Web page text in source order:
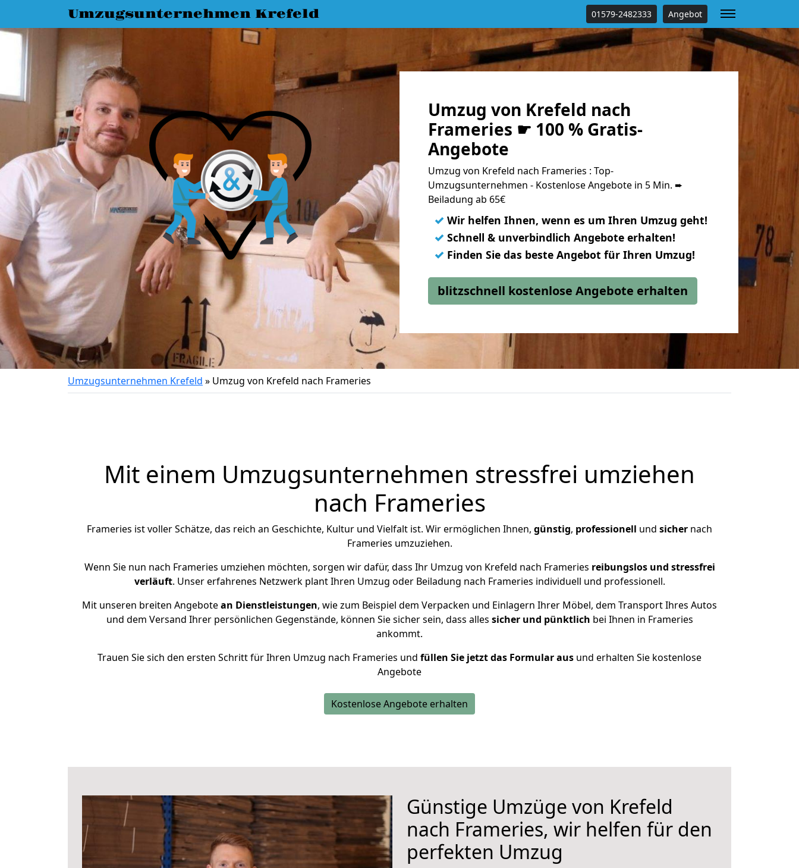
Umzugsunternehmen Krefeld 01579-2482333 Angebot
Umzug von Krefeld nach
Frameries ☛ 100 % Gratis-
Angebote
Umzug von Krefeld nach Frameries : Top-
Umzugsunternehmen - Kostenlose Angebote in 5 Min. ➨
Beiladung ab 65€
✓ Wir helfen Ihnen, wenn es um Ihren Umzug geht!
✓ Schnell & unverbindlich Angebote erhalten!
✓ Finden Sie das beste Angebot für Ihren Umzug!
blitzschnell kostenlose Angebote erhalten
Umzugsunternehmen Krefeld » Umzug von Krefeld nach Frameries
Mit einem Umzugsunternehmen stressfrei umziehen
nach Frameries
Frameries ist voller Schätze, das reich an Geschichte, Kultur und Vielfalt ist. Wir ermöglichen Ihnen, günstig, professionell und sicher nach
Frameries umzuziehen.
Wenn Sie nun nach Frameries umziehen möchten, sorgen wir dafür, dass Ihr Umzug von Krefeld nach Frameries reibungslos und stressfrei
verläuft. Unser erfahrenes Netzwerk plant Ihren Umzug oder Beiladung nach Frameries individuell und professionell.
Mit unseren breiten Angebotean Dienstleistungen, wie zum Beispiel dem Verpacken und Einlagern Ihrer Möbel, dem Transport Ihres Autos
und dem Versand Ihrer persönlichen Gegenstände, können Sie sicher sein, dass alles sicher und pünktlich bei Ihnen in Frameries
ankommt.
Trauen Sie sich den ersten Schritt für Ihren Umzug nach Frameries und füllen Sie jetzt das Formular aus und erhalten Sie kostenlose
Angebote
Kostenlose Angebote erhalten
Günstige Umzüge von Krefeld
nach Frameries, wir helfen für den
perfekten Umzug